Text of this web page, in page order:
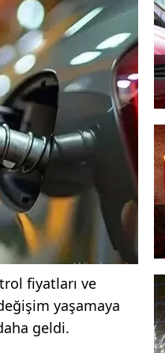
fiyatları ve
yaşamaya
geldi.